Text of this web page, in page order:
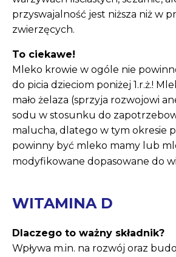
przyswajalność jest niższa niż w
zwierzęcych.
To ciekawe!
Mleko krowie w ogóle nie
do picia dzieciom poniżej 1.r.ż.!
mało żelaza (sprzyja rozwojowi
sodu w stosunku do
malucha, dlatego w tym okresie
powinny być mleko mamy lub
modyfikowane dopasowane do
WITAMINA D
Dlaczego to ważny składnik?
Wpływa m.in. na rozwój oraz